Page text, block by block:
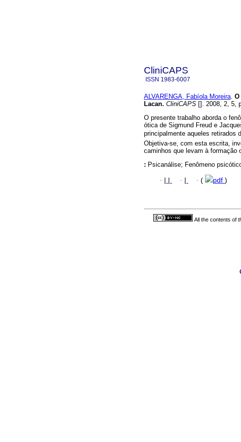
CliniCAPS
ISSN 1983-6007
ALVARENGA, Fabíola Moreira
Lacan. CliniCAPS []. 2008, 2, 5,
O presente trabalho aborda o
ótica de Sigmund Freud e
principalmente aqueles retirados
Objetiva-se, com esta escrita,
caminhos que levam à formação
: Psicanálise; Fenômeno
· · · ( pdf )
All the contents of